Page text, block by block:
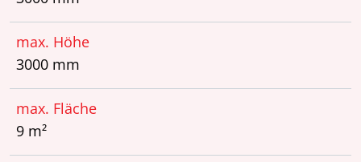
max. Höhe
3000 mm
max. Fläche
9 m²